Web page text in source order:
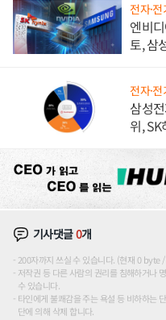
전자·
엔비
토, 삼
전자·
삼성
위,
기사댓글0개
200자까지 쓰실 수 있습니다. (현재 0 byte
저작권 등 다른 사람의 권리를 침해하거나
수 있습니다.
타인에게 불쾌감을 주는 욕설 등 비하하는
단에 의해 삭제 합니다.